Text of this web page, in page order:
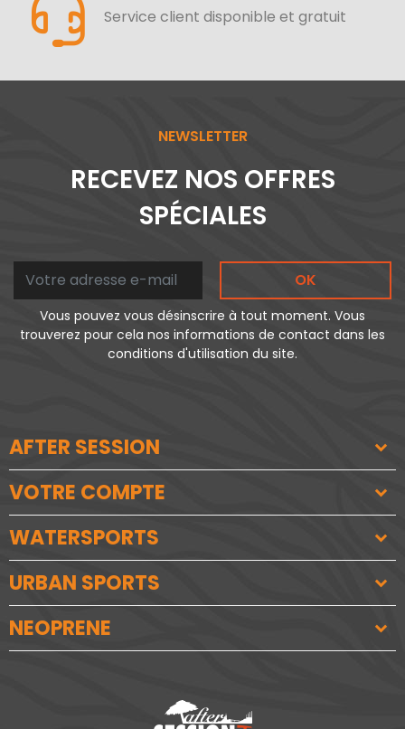
Service client disponible et gratuit
NEWSLETTER
RECEVEZ NOS OFFRES
SPÉCIALES
OK
Vous pouvez vous désinscrire à tout moment. Vous
trouverez pour cela nos informations de contact dans les
conditions d'utilisation du site.
AFTER SESSION
VOTRE COMPTE
WATERSPORTS
URBAN SPORTS
NEOPRENE